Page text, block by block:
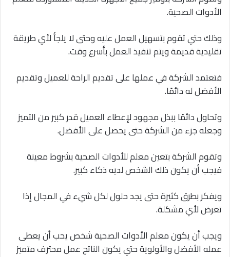
الأدوات الصحية.
وذلك حتي تقوم بتسهيل العمل عليه وحتى لا يلجأ لأي طريقة
تقليدية قديمة ويتم تنفيذ العمل بأسرع وقت.
فتعتمد الشركة في عملها على تقديم الراحة للعميل وتقديم
الأفضل له دائمًا.
وتحاول دائمًا ببذل مجهود لإعطاء العميل قدر كبير من التميز
وجعله جزء من الشركة حتى يحصل على الأفضل.
وتقوم الشركة بتعين معلم للأدوات الصحية بشروط معينة
فيجب أن يكون ذلك الشخص لديه ذكاء كبير.
ويفكر بطرق كثيرة حتى يجد حلول لكل شيء في المجال إذا
تعرض لأي مشكلة.
ويجب أن يكون معلم الأدوات الصحية شخص يحب أن يعطى
عمله الأفضل والأولوية حتي يكون الناتج عمل محترف متميز